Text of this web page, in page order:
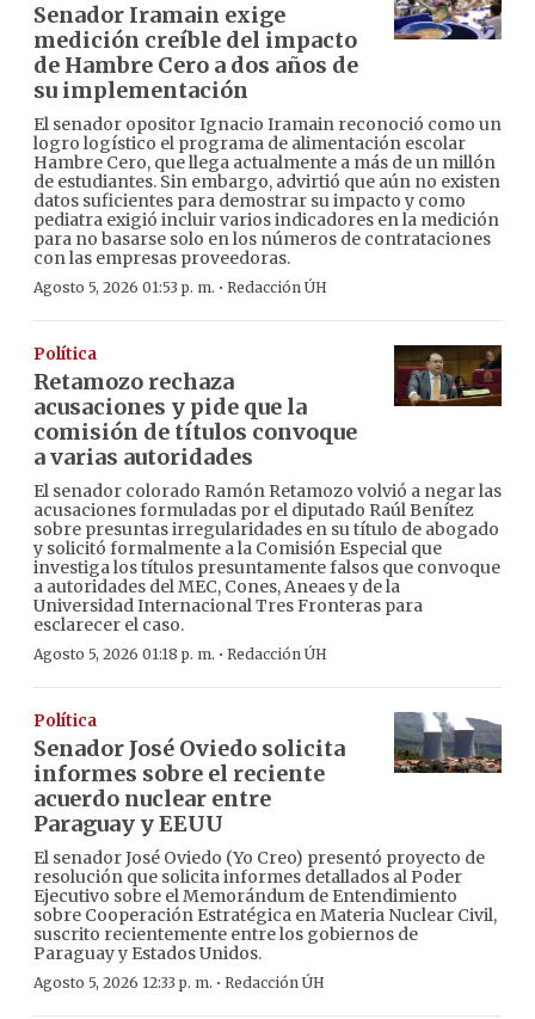
Senador Iramain exige
medición creíble del impacto
de Hambre Cero a dos años de
su implementación
El senador opositor Ignacio Iramain reconoció como un
logro logístico el programa de alimentación escolar
Hambre Cero, que llega actualmente a más de un millón
de estudiantes. Sin embargo, advirtió que aún no existen
datos suficientes para demostrar su impacto y como
pediatra exigió incluir varios indicadores en la medición
para no basarse solo en los números de contrataciones
con las empresas proveedoras.
Agosto 5, 2026 01:53 p. m. · Redacción ÚH
Política
Retamozo rechaza
acusaciones y pide que la
comisión de títulos convoque
a varias autoridades
El senador colorado Ramón Retamozo volvió a negar las
acusaciones formuladas por el diputado Raúl Benítez
sobre presuntas irregularidades en su título de abogado
y solicitó formalmente a la Comisión Especial que
investiga los títulos presuntamente falsos que convoque
a autoridades del MEC, Cones, Aneaes y de la
Universidad Internacional Tres Fronteras para
esclarecer el caso.
Agosto 5, 2026 01:18 p. m. · Redacción ÚH
Política
Senador José Oviedo solicita
informes sobre el reciente
acuerdo nuclear entre
Paraguay y EEUU
El senador José Oviedo (Yo Creo) presentó proyecto de
resolución que solicita informes detallados al Poder
Ejecutivo sobre el Memorándum de Entendimiento
sobre Cooperación Estratégica en Materia Nuclear Civil,
suscrito recientemente entre los gobiernos de
Paraguay y Estados Unidos.
Agosto 5, 2026 12:33 p. m. · Redacción ÚH